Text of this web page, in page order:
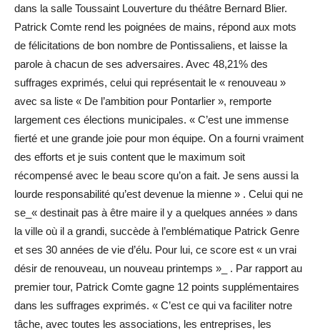
dans la salle Toussaint Louverture du théâtre Bernard Blier.
Patrick Comte rend les poignées de mains, répond aux mots
de félicitations de bon nombre de Pontissaliens, et laisse la
parole à chacun de ses adversaires. Avec 48,21% des
suffrages exprimés, celui qui représentait le « renouveau »
avec sa liste « De l’ambition pour Pontarlier », remporte
largement ces élections municipales. « C’est une immense
fierté et une grande joie pour mon équipe. On a fourni vraiment
des efforts et je suis content que le maximum soit
récompensé avec le beau score qu’on a fait. Je sens aussi la
lourde responsabilité qu’est devenue la mienne » . Celui qui ne
se_« destinait pas à être maire il y a quelques années » dans
la ville où il a grandi, succède à l’emblématique Patrick Genre
et ses 30 années de vie d’élu. Pour lui, ce score est « un vrai
désir de renouveau, un nouveau printemps »_ . Par rapport au
premier tour, Patrick Comte gagne 12 points supplémentaires
dans les suffrages exprimés. « C’est ce qui va faciliter notre
tâche, avec toutes les associations, les entreprises, les